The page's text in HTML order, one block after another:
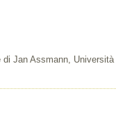
Jan Assmann,